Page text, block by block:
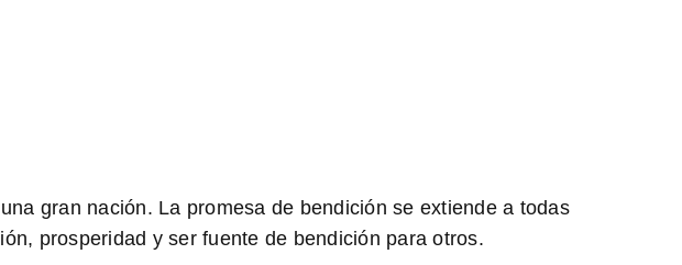
gran nación. La promesa de bendición se extiende a todas
prosperidad y ser fuente de bendición para otros.